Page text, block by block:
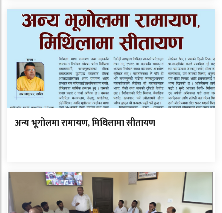
अन्य भूगोलमा रामायण, मिथिलामा सीतायण